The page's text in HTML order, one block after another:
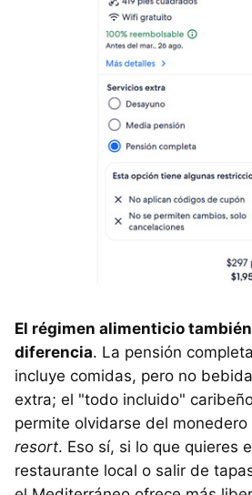
El régimen alimenticio
diferencia. La pensión
incluye comidas, pero no
extra; el "todo incluido"
permite olvidarse del
resort. Eso sí, si lo que quieres
restaurante local o salir de